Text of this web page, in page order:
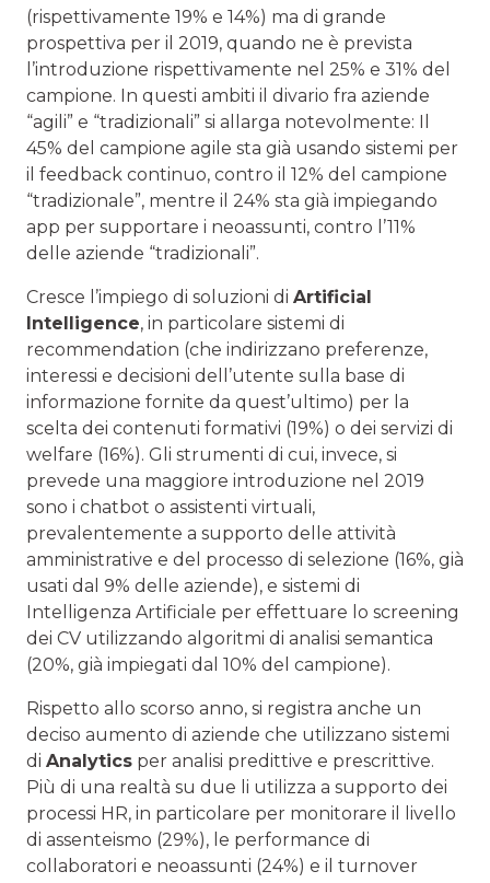
(rispettivamente 19% e 14%) ma di grande
prospettiva per il 2019, quando ne è prevista
l’introduzione rispettivamente nel 25% e 31% del
campione. In questi ambiti il divario fra aziende
“agili” e “tradizionali” si allarga notevolmente: Il
45% del campione agile sta già usando sistemi per
il feedback continuo, contro il 12% del campione
“tradizionale”, mentre il 24% sta già impiegando
app per supportare i neoassunti, contro l’11%
delle aziende “tradizionali”.
Cresce l’impiego di soluzioni di Artificial
Intelligence, in particolare sistemi di
recommendation (che indirizzano preferenze,
interessi e decisioni dell’utente sulla base di
informazione fornite da quest’ultimo) per la
scelta dei contenuti formativi (19%) o dei servizi di
welfare (16%). Gli strumenti di cui, invece, si
prevede una maggiore introduzione nel 2019
sono i chatbot o assistenti virtuali,
prevalentemente a supporto delle attività
amministrative e del processo di selezione (16%, già
usati dal 9% delle aziende), e sistemi di
Intelligenza Artificiale per effettuare lo screening
dei CV utilizzando algoritmi di analisi semantica
(20%, già impiegati dal 10% del campione).
Rispetto allo scorso anno, si registra anche un
deciso aumento di aziende che utilizzano sistemi
di Analytics per analisi predittive e prescrittive.
Più di una realtà su due li utilizza a supporto dei
processi HR, in particolare per monitorare il livello
di assenteismo (29%), le performance di
collaboratori e neoassunti (24%) e il turnover